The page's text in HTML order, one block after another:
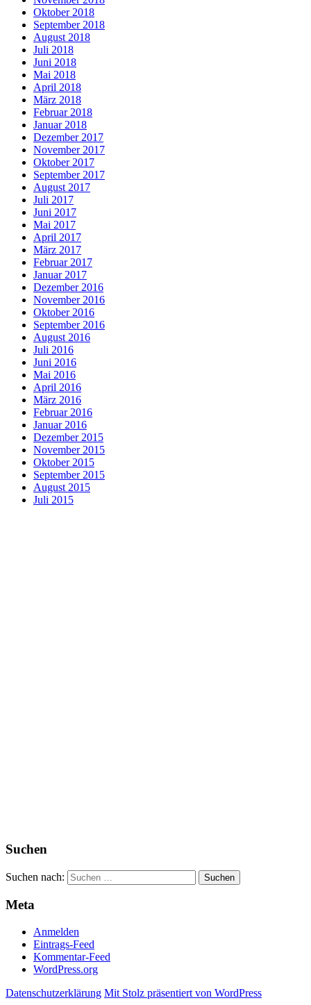
Oktober 2018
September 2018
August 2018
Juli 2018
Juni 2018
Mai 2018
April 2018
März 2018
Februar 2018
Januar 2018
Dezember 2017
November 2017
Oktober 2017
September 2017
August 2017
Juli 2017
Juni 2017
Mai 2017
April 2017
März 2017
Februar 2017
Januar 2017
Dezember 2016
November 2016
Oktober 2016
September 2016
August 2016
Juli 2016
Juni 2016
Mai 2016
April 2016
März 2016
Februar 2016
Januar 2016
Dezember 2015
November 2015
Oktober 2015
September 2015
August 2015
Juli 2015
Suchen
Suchen nach:
Meta
Anmelden
Eintrags-Feed
Kommentar-Feed
WordPress.org
Datenschutzerklärung Mit Stolz präsentiert von WordPress